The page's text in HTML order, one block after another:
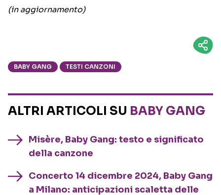
(in aggiornamento)
BABY GANG TESTI CANZONI
ALTRI ARTICOLI SU BABY GANG
Misère, Baby Gang: testo e significato
della canzone
Concerto 14 dicembre 2024, Baby Gang
a Milano: anticipazioni scaletta delle